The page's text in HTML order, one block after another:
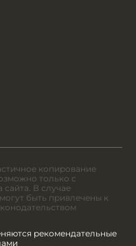
копирование
только с
В случае
быть привлечены к
рекомендательные